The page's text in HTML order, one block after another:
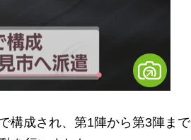
構成され、第1陣から第3陣まで